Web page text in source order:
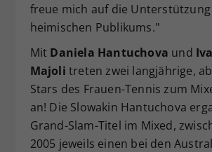
freue mich auf die Unterstützung
heimischen Publikums."
Mit Daniela Hantuchova und Iva
Majoli treten zwei langjährige,
Stars des Frauen-Tennis zum
an! Die Slowakin Hantuchova
Grand-Slam-Titel im Mixed,
2005 jeweils einen bei den